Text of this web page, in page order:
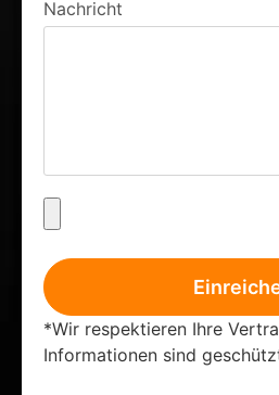
Nachricht
*Wir respektieren Ihre
Informationen sind